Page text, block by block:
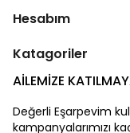
Hesabım
Katagoriler
AİLEMİZE
Değerli Eşarpevim
kampanyalarımızı